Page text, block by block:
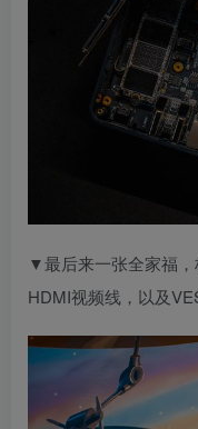
▼最后来一张全家福
HDMI视频线，以及